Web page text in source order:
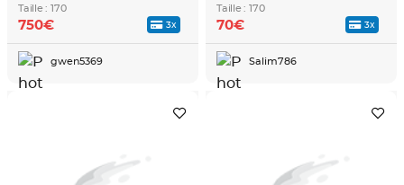
Taille : 170
3x
750€
gwen5369
Taille : 170
3x
70€
Salim786